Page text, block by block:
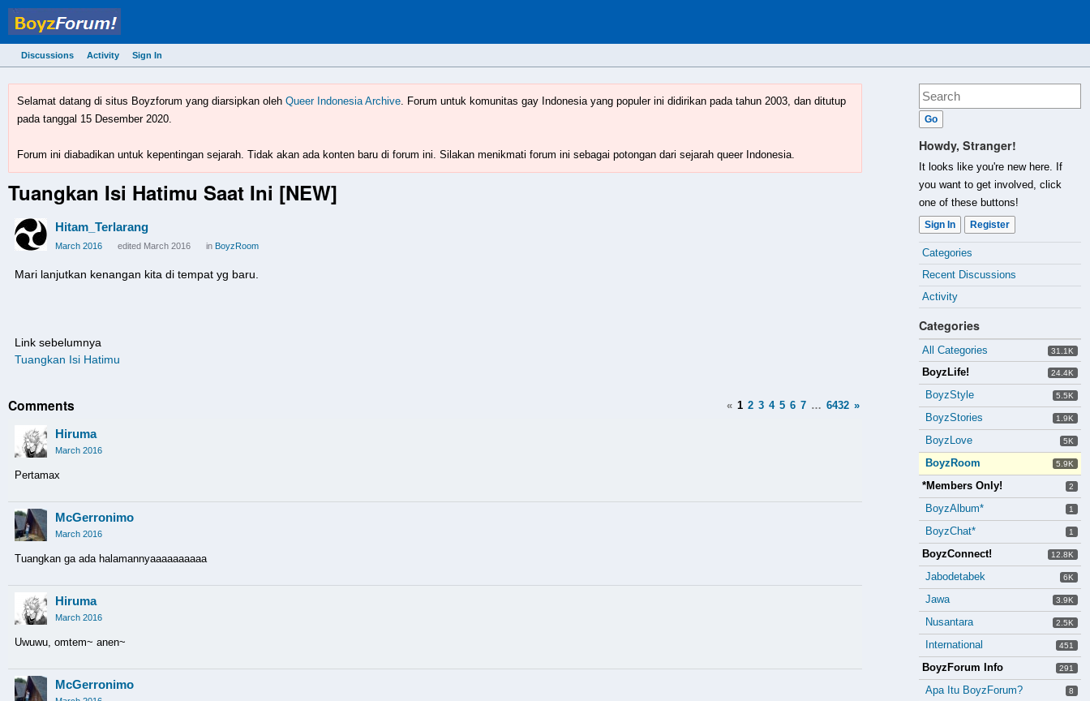
Discussions Activity Sign In
Howdy, Stranger!
It looks like you're new here. If
you want to get involved, click
one of these buttons!
Sign In Register
Quick
Links
Categories
Recent Discussions
Activity
Categories
31.1K
All Categories
24.4K
BoyzLife!
5.5K
BoyzStyle
1.9K
BoyzStories
5K
BoyzLove
5.9K
BoyzRoom
2
*Members Only!
1
BoyzAlbum*
1
BoyzChat*
12.8K
BoyzConnect!
6K
Jabodetabek
3.9K
Jawa
2.5K
Nusantara
451
International
291
BoyzForum Info
8
Apa Itu BoyzForum?
Selamat datang di situs Boyzforum yang diarsipkan oleh Queer Indonesia Archive. Forum untuk komunitas gay Indonesia yang populer ini didirikan pada tahun 2003, dan ditutup
pada tanggal 15 Desember 2020.
Forum ini diabadikan untuk kepentingan sejarah. Tidak akan ada konten baru di forum ini. Silakan menikmati forum ini sebagai potongan dari sejarah queer Indonesia.
Tuangkan Isi Hatimu Saat Ini [NEW]
Hitam_Terlarang
March 2016 edited March 2016 in BoyzRoom
Mari lanjutkan kenangan kita di tempat yg baru.
Link sebelumnya
Tuangkan Isi Hatimu
« 1 2 3 4 5 6 7 … 6432 »
Comments
Hiruma
March 2016
Pertamax
McGerronimo
March 2016
Tuangkan ga ada halamannyaaaaaaaaaa
Hiruma
March 2016
Uwuwu, omtem~ anen~
McGerronimo